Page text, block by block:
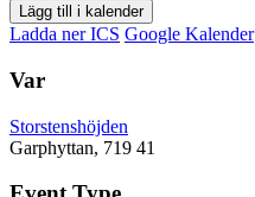
Lägg till i kalender
Ladda ner ICS Google Kalender
Var
Storstenshöjden
Garphyttan, 719 41